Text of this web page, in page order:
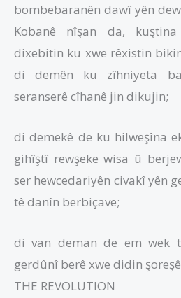
bombebaranên dawî yên
Kobanê nîşan da,
dixebitin ku xwe rêxistin
di demên ku zîhniyeta
seranserê cîhanê jin dikujin;
di demekê de ku hilweşîna
gihîştî rewşeke wisa û
ser hewcedariyên civakî yên
tê danîn berbiçave;
di van deman de em wek
gerdûnî berê xwe didin
THE REVOLUTION